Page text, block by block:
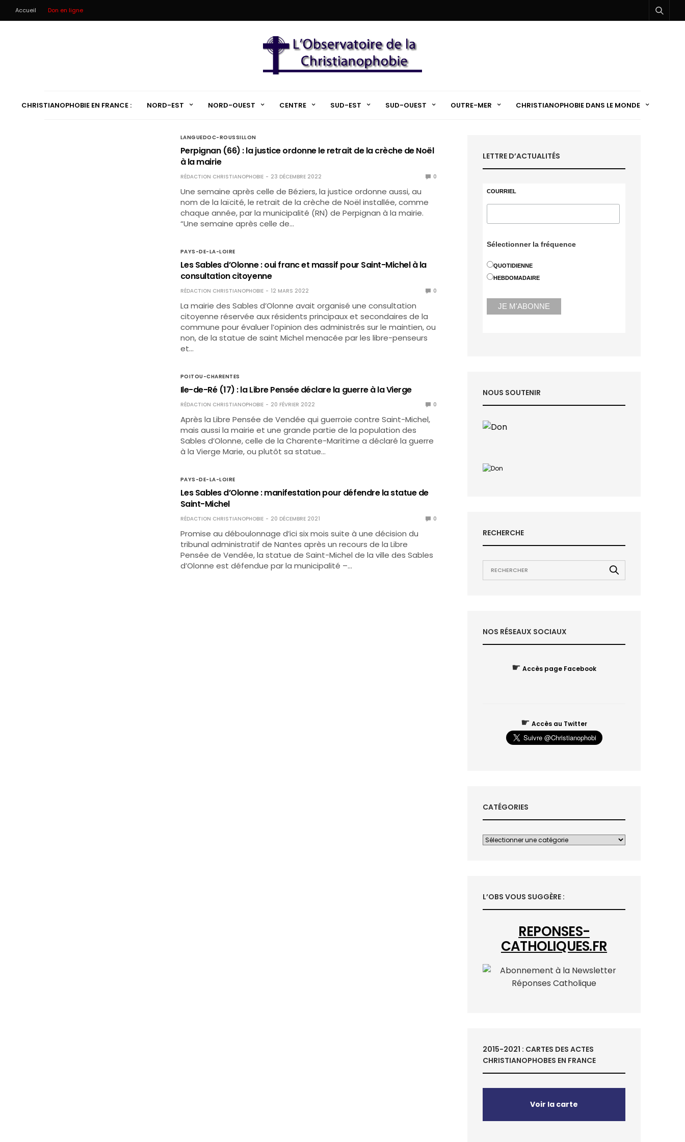
Accueil Don en ligne
CHRISTIANOPHOBIE EN FRANCE : NORD-EST NORD-OUEST CENTRE SUD-EST SUD-OUEST OUTRE-MER CHRISTIANOPHOBIE DANS LE MONDE
LANGUEDOC-ROUSSILLON
Perpignan (66) : la justice ordonne le retrait de la crèche de Noël
à la mairie
RÉDACTION CHRISTIANOPHOBIE 23 DÉCEMBRE 2022 0
Une semaine après celle de Béziers, la justice ordonne aussi, au
nom de la laïcité, le retrait de la crèche de Noël installée, comme
chaque année, par la municipalité (RN) de Perpignan à la mairie.
“Une semaine après celle de…
PAYS-DE-LA-LOIRE
Les Sables d’Olonne : oui franc et massif pour Saint-Michel à la
consultation citoyenne
RÉDACTION CHRISTIANOPHOBIE 12 MARS 2022 0
La mairie des Sables d’Olonne avait organisé une consultation
citoyenne réservée aux résidents principaux et secondaires de la
commune pour évaluer l’opinion des administrés sur le maintien, ou
non, de la statue de saint Michel menacée par les libre-penseurs
et…
POITOU-CHARENTES
Ile-de-Ré (17) : la Libre Pensée déclare la guerre à la Vierge
RÉDACTION CHRISTIANOPHOBIE 20 FÉVRIER 2022 0
Après la Libre Pensée de Vendée qui guerroie contre Saint-Michel,
mais aussi la mairie et une grande partie de la population des
Sables d’Olonne, celle de la Charente-Maritime a déclaré la guerre
à la Vierge Marie, ou plutôt sa statue…
PAYS-DE-LA-LOIRE
Les Sables d’Olonne : manifestation pour défendre la statue de
Saint-Michel
RÉDACTION CHRISTIANOPHOBIE 20 DÉCEMBRE 2021 0
Promise au déboulonnage d’ici six mois suite à une décision du
tribunal administratif de Nantes après un recours de la Libre
Pensée de Vendée, la statue de Saint-Michel de la ville des Sables
d’Olonne est défendue par la municipalité –…
LETTRE D’ACTUALITÉS
COURRIEL
Sélectionner la fréquence
QUOTIDIENNE
HEBDOMADAIRE
NOUS SOUTENIR
RECHERCHE
NOS RÉSEAUX SOCIAUX
☛ Accès page Facebook
☛ Accès au Twitter
CATÉGORIES
L’OBS VOUS SUGGÈRE :
REPONSES-
CATHOLIQUES.FR
2015-2021 : CARTES DES ACTES
CHRISTIANOPHOBES EN FRANCE
Voir la carte